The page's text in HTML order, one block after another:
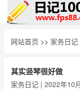
网站首页 >> 家务日记
其实竖琴很好做
家务日记 | 2022年10